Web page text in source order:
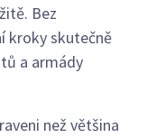
Bez
kroky skutečně
a armády
než většina